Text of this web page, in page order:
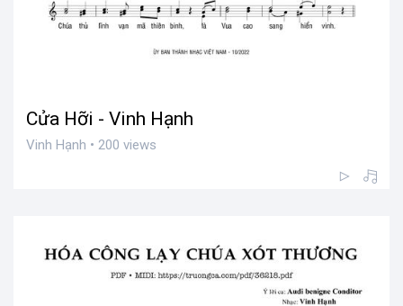
Cửa Hỡi - Vinh Hạnh
Vinh Hạnh • 200 views